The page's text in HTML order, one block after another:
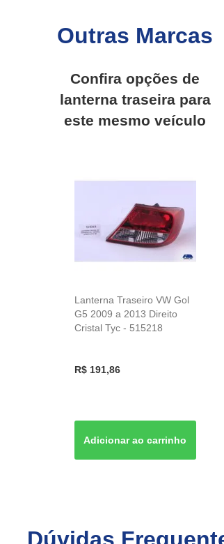
Outras Marcas
Confira opções de
lanterna traseira para
este mesmo veículo
Lanterna Traseiro VW Gol
G5 2009 a 2013 Direito
Cristal Tyc - 515218
R$ 191,86
Dúvidas